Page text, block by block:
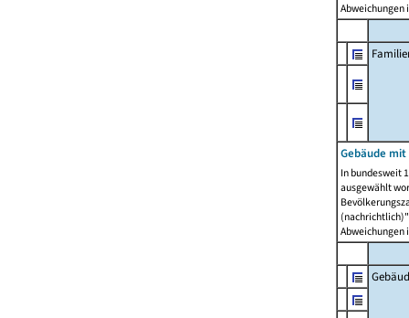
Abweichungen
Gebäude
In bundesweit
ausgewählt
Abweichungen